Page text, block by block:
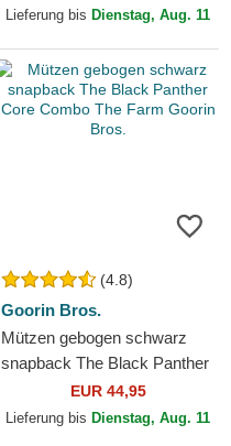
MLB von New Era
Lieferung bis Dienstag, Aug. 11
(4.8)
Goorin Bros.
Mützen gebogen schwarz
snapback The Black Panther
Core Combo The Farm
Goorin Bros.
EUR 44,95
Lieferung bis Dienstag, Aug. 11